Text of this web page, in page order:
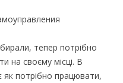
тепер потрібно
на своєму місці. В
як потрібно працювати,